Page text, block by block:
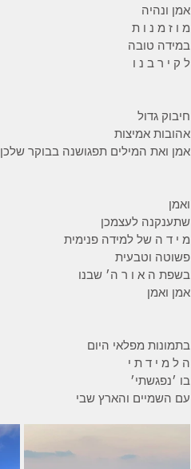
אמן ונהיה
מ ו ז מ נ ו ת
במידה טובה
ל ק י ר ב נ ו
חיבוק גדול
אהובות אמיצות
אמן ואת המילים תפגושנה בבוקר שלכן
ואמן
שתענקנה לעצמכן
מ י ד ה של למידה פנימית
פשוטה וטבעית
בשפת ה א ו ר ה׳ שבנו
אמן ואמן
בתמונות מפלאי היום
ה ל מ י ד ת י
בו ׳נפגשתי׳
עם השמיים והארץ שבי